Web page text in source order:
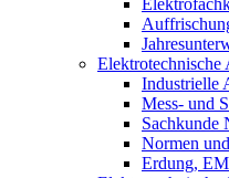
Elektrotechnische
Industrielle
Mess- und
Sachkunde
Normen
Erdung,